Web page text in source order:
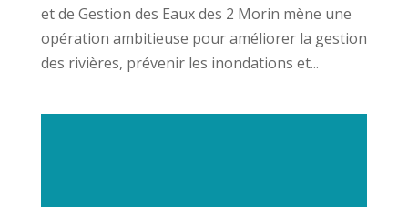
et de Gestion des Eaux des 2 Morin mène une
opération ambitieuse pour améliorer la gestion
des rivières, prévenir les inondations et...